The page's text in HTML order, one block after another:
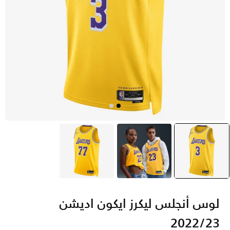
selected
أصفر أصفر أصفر
لوس أنجلس ليكرز ايكون اديشن
2022/23